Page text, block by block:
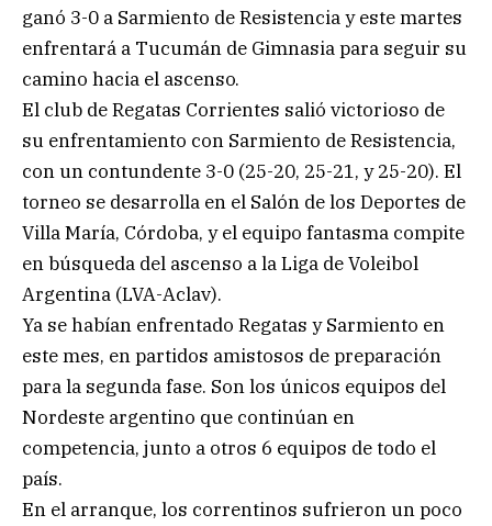
ganó 3-0 a Sarmiento de Resistencia y este martes
enfrentará a Tucumán de Gimnasia para seguir su
camino hacia el ascenso.
El club de Regatas Corrientes salió victorioso de
su enfrentamiento con Sarmiento de Resistencia,
con un contundente 3-0 (25-20, 25-21, y 25-20). El
torneo se desarrolla en el Salón de los Deportes de
Villa María, Córdoba, y el equipo fantasma compite
en búsqueda del ascenso a la Liga de Voleibol
Argentina (LVA-Aclav).
Ya se habían enfrentado Regatas y Sarmiento en
este mes, en partidos amistosos de preparación
para la segunda fase. Son los únicos equipos del
Nordeste argentino que continúan en
competencia, junto a otros 6 equipos de todo el
país.
En el arranque, los correntinos sufrieron un poco